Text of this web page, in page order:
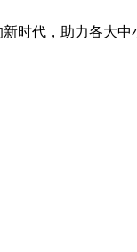
时代，助力各大